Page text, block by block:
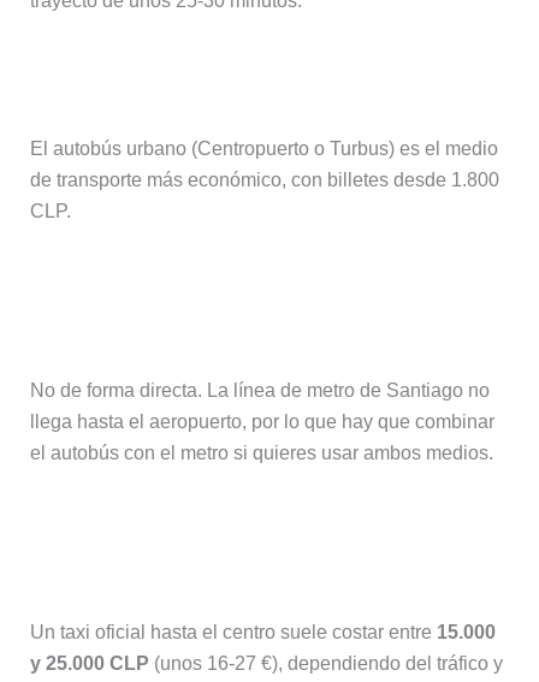
El autobús urbano (Centropuerto o Turbus) es el medio
de transporte más económico, con billetes desde 1.800
CLP.
No de forma directa. La línea de metro de Santiago no
llega hasta el aeropuerto, por lo que hay que combinar
el autobús con el metro si quieres usar ambos medios.
Un taxi oficial hasta el centro suele costar entre 15.000
y 25.000 CLP (unos 16-27 €), dependiendo del tráfico y